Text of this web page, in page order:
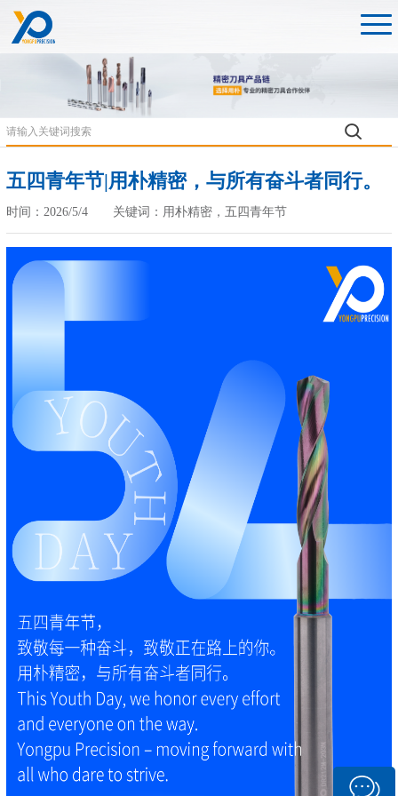
五四青年节|用朴精密，与所有奋斗者同行。
时间：2026/5/4 关键词：用朴精密，五四青年节